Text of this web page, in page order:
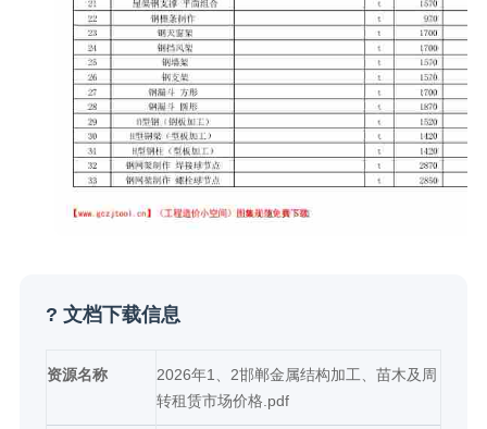
? 文档下载信息
资源名称
2026年1、2邯郸金属结构加工、苗木及周
转租赁市场价格.pdf